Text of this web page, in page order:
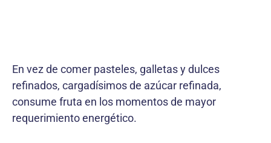
En vez de comer pasteles, galletas y dulces
refinados, cargadísimos de azúcar refinada,
consume fruta en los momentos de mayor
requerimiento energético.